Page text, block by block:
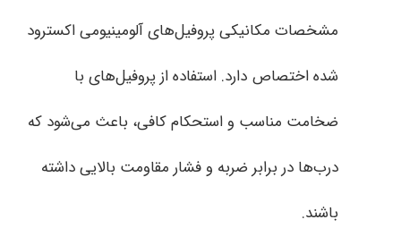
مشخصات مکانیکی پروفیل‌های آلومینیومی اکسترود
شده اختصاص دارد. استفاده از پروفیل‌های با
ضخامت مناسب و استحکام کافی، باعث می‌شود که
درب‌ها در برابر ضربه و فشار مقاومت بالایی داشته
باشند.